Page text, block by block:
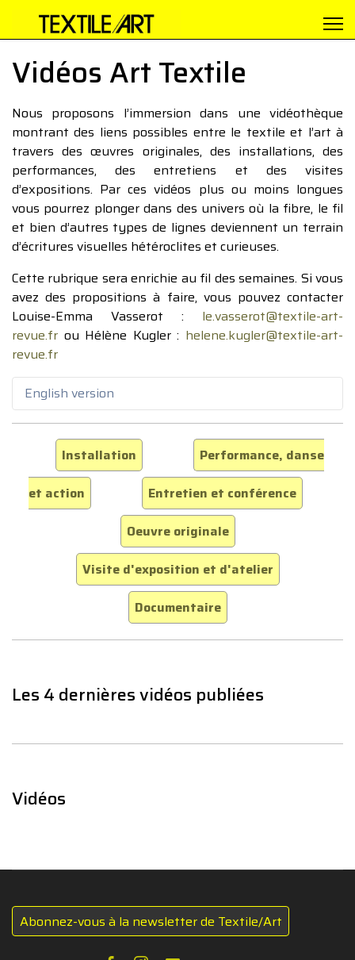
Vidéos Art Textile
Nous proposons l’immersion dans une vidéothèque
montrant des liens possibles entre le textile et l’art à
travers des œuvres originales, des installations, des
performances, des entretiens et des visites
d’expositions. Par ces vidéos plus ou moins longues
vous pourrez plonger dans des univers où la fibre, le fil
et bien d’autres types de lignes deviennent un terrain
d’écritures visuelles hétéroclites et curieuses.
Cette rubrique sera enrichie au fil des semaines. Si vous
avez des propositions à faire, vous pouvez contacter
Louise-Emma Vasserot : le.vasserot@textile-art-
revue.fr ou Hélène Kugler : helene.kugler@textile-art-
revue.fr
English version
Installation
Performance, danse
et action
Entretien et conférence
Oeuvre originale
Visite d'exposition et d'atelier
Documentaire
Les 4 dernières vidéos publiées
Vidéos
Abonnez-vous à la newsletter de Textile/Art